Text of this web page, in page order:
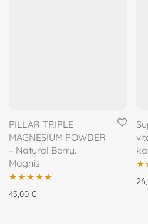
PILLAR TRIPLE
MAGNESIUM POWDER
– Natural Berry.
Magnis
Įvertinimas:
45,00 €